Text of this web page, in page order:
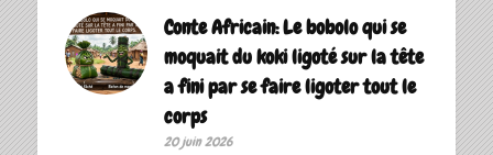
Conte Africain: Le bobolo qui se
moquait du koki ligoté sur la tête
a fini par se faire ligoter tout le
corps
20 juin 2026